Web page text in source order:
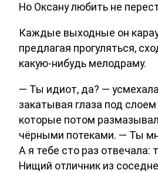
Но Оксану любить не
Каждые выходные он
предлагая прогуляться,
какую-нибудь мелодраму.
— Ты идиот, да? —
закатывая глаза под
которые потом
чёрными потеками. — Ты
А я тебе сто раз отвечала:
Нищий отличник из